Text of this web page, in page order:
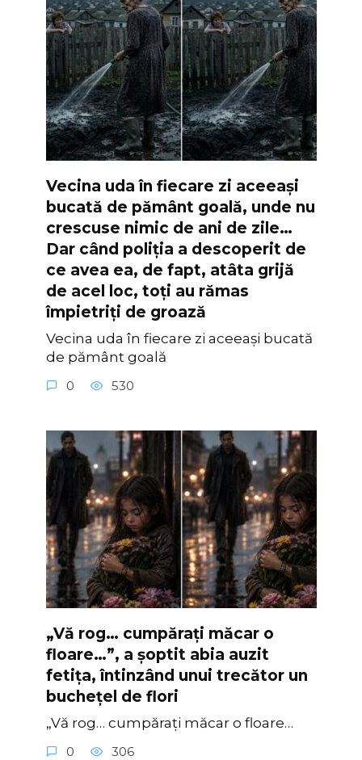
Vecina uda în fiecare zi aceeași
bucată de pământ goală, unde nu
crescuse nimic de ani de zile…
Dar când poliția a descoperit de
ce avea ea, de fapt, atâta grijă
de acel loc, toți au rămas
împietriți de groază
Vecina uda în fiecare zi aceeași bucată
de pământ goală
0 530
„Vă rog… cumpărați măcar o
floare…”, a șoptit abia auzit
fetița, întinzând unui trecător un
buchețel de flori
„Vă rog… cumpărați măcar o floare…
0 306